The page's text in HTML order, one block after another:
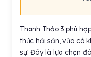
Thanh Thảo 3 phù
thức hải sản, vừa có
sự. Đây là lựa chọn